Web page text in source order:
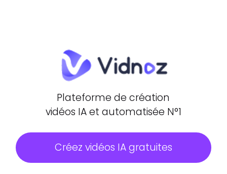
Plateforme de création
vidéos IA et automatisée N°1
Créez vidéos IA gratuites